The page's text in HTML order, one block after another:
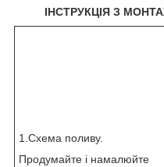
ІНСТРУКЦІЯ З
1.Схема поливу.
Продумайте і намалюйте